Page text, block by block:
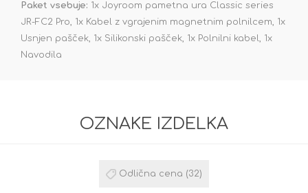
Paket vsebuje: 1x Joyroom pametna ura Classic series
JR-FC2 Pro, 1x Kabel z vgrajenim magnetnim polnilcem, 1x
Usnjen pašček, 1x Silikonski pašček, 1x Polnilni kabel, 1x
Navodila
OZNAKE IZDELKA
Odlična cena (32)